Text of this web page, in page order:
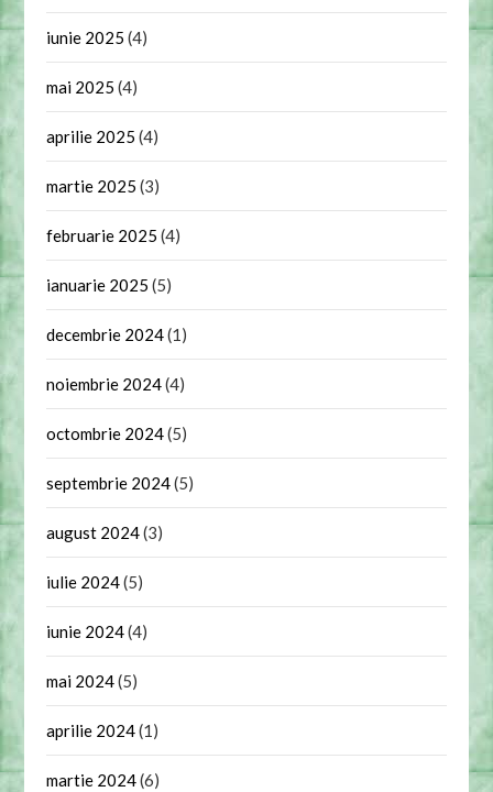
iunie 2025 (4)
mai 2025 (4)
aprilie 2025 (4)
martie 2025 (3)
februarie 2025 (4)
ianuarie 2025 (5)
decembrie 2024(1)
noiembrie 2024(4)
octombrie 2024(5)
septembrie 2024(5)
august 2024(3)
iulie 2024(5)
iunie 2024(4)
mai 2024(5)
aprilie 2024(1)
martie 2024(6)